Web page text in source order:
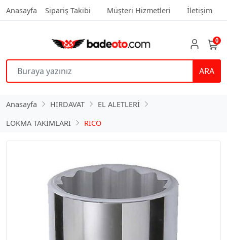
Anasayfa Sipariş Takibi Müşteri Hizmetleri İletişim
ARA
0
Anasayfa HIRDAVAT
EL ALETLERİ
LOKMA TAKİMLARI
RİCO